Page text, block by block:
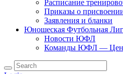
Расписание
Приказы о
Заявления и бланки
Юношеская Футбольная
Новости ЮФЛ
Команды ЮФЛ —